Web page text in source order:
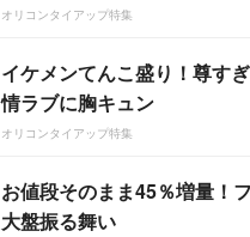
オリコンタイアップ特集
イケメンてんこ盛り！尊す
情ラブに胸キュン
オリコンタイアップ特集
お値段そのまま45％増量！
大盤振る舞い